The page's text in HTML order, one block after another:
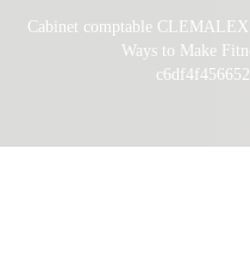
Cabinet comptable CLEMALEX
Ways to Make